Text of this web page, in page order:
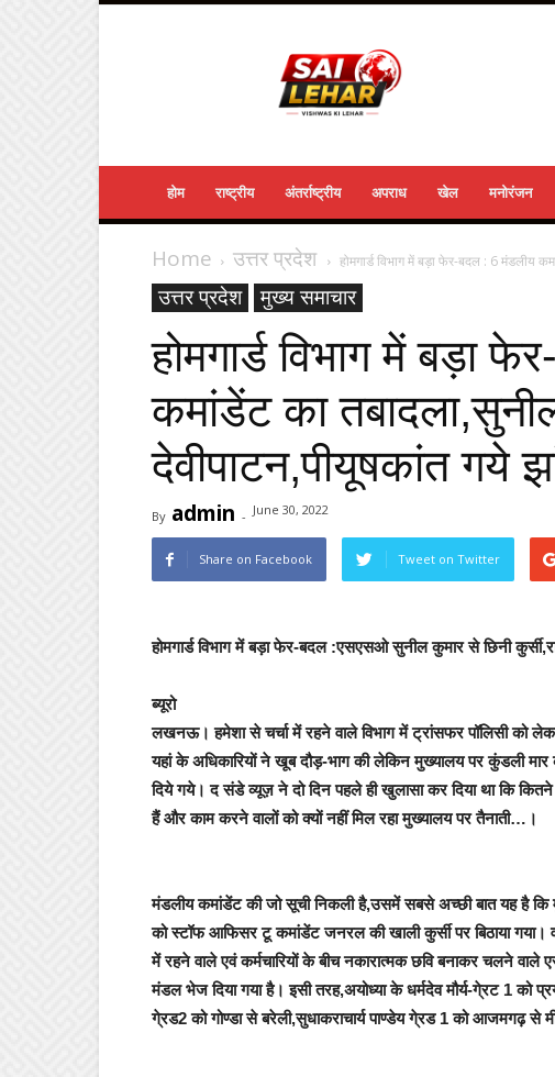
होम राष्ट्रीय अंतर्राष्ट्रीय अपराध खेल मनोरंजन
Home उत्तर प्रदेश होमगार्ड विभाग में बड़ा फेर-बदल : 6 मंडलीय
उत्तर प्रदेश मुख्य समाचार
होमगार्ड विभाग में बड़ा
कमांडेंट का
देवीपाटन,पीयूषकांत गये
By admin - June 30, 2022
Share on Facebook Tweet on Twitter
होमगार्ड विभाग में बड़ा फेर-बदल :एसएसओ सुनील कुमार से छिनी
ब्यूरो
लखनऊ। हमेशा से चर्चा में रहने वाले विभाग में ट्रांसफर पॉलिसी को
यहां के अधिकारियों ने खूब दौड़-भाग की लेकिन मुख्यालय पर कुंडली
दिये गये। द संडे व्यूज़ने दो दिन पहले ही खुलासा कर दिया था कि
हैं और काम करने वालों को क्यों नहीं मिल रहा मुख्यालय पर तैनाती…।
मंडलीय कमांडेंट की जो सूची निकली है,उसमें सबसे अच्छी बात यह है
को स्टॉफ आफिसर टू कमांडेंट जनरल की खाली कुर्सी पर बिठाया
में रहने वाले एवं कर्मचारियों के बीच नकारात्मक छवि बनाकर चलने
मंडल भेज दिया गया है। इसी तरह,अयोध्या के धर्मदेव मौर्य-गे्रट 1 को
गे्रड2 को गोण्डा से बरेली,सुधाकराचार्य पाण्डेय गे्रड 1 को आजमगढ़ से